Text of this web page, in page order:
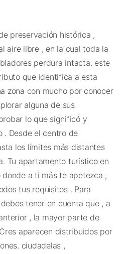
preservación histórica ,
aire libre , en la cual toda la
perdura intacta. este
que identifica a esta
zona con mucho por conocer
alguna de sus
lo que significó y
. Desde el centro de
los límites más distantes
Tu apartamento turístico en
a ti más te apetezca ,
tus requisitos . Para
tener en cuenta que , a
, la mayor parte de
aparecen distribuidos por
ciudadelas ,